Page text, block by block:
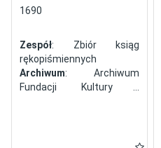
1690
Zespół: Zbiór ksiąg
rękopiśmiennych
Archiwum: Archiwum
Fundacji Kultury i